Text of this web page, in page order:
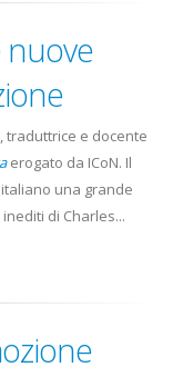
nuove
traduttrice e docente
erogato da ICoN. Il
una grande
di Charles...